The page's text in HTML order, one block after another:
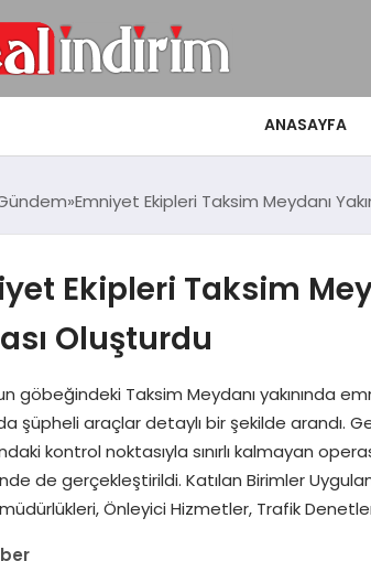
ANASAYFA
Emniyet Ekipleri Taksim Meydanı
Ekipleri Taksim
Oluşturdu
göbeğindeki Taksim Meydanı yakınında
şüpheli araçlar detaylı bir şekilde arandı.
kontrol noktasıyla sınırlı kalmayan
de gerçekleştirildi. Katılan Birimler
Önleyici Hizmetler, Trafik